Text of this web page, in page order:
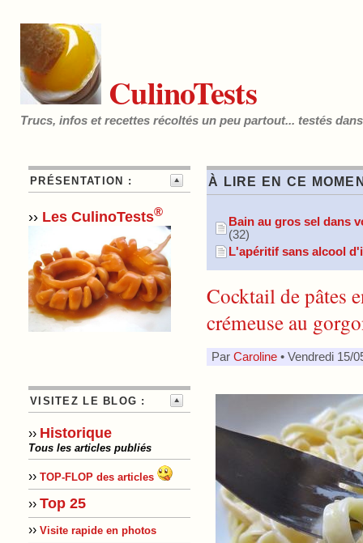
CulinoTests
Trucs, infos et recettes récoltés un peu partout... testés
PRÉSENTATION :
›› Les CulinoTests®
VISITEZ LE BLOG :
›› Historique
Tous les articles publiés
›› TOP-FLOP des articles
›› Top 25
›› Visite rapide en photos
À LIRE EN CE
Bain au gros sel dans
(32)
L'apéritif sans alcool
Cocktail de pâtes
crémeuse au
Par Caroline • Vendredi 15/